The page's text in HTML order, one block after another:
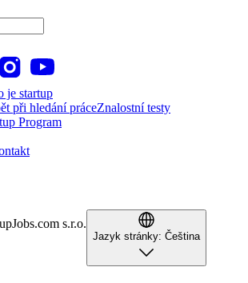
je startup
při hledání práceZnalostní testy
Program
s.r.o.
Jazyk stránky: Čeština